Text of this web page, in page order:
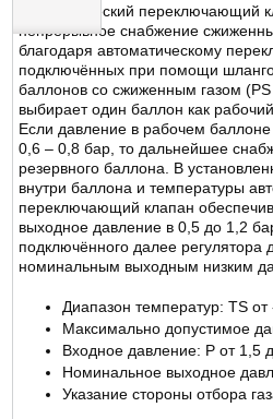
ОТЗЫВЫ
Автоматический переключающий
непрерывное снабжение
благодаря автоматическому
подключённых при помощи
баллонов со сжиженным газом
выбирает один баллон как
Если давление в рабочем
0,6 – 0,8 бар, то дальнейшее
резервного баллона. В
внутри баллона и температуры
переключающий клапан
выходное давление в 0,5 до 1,2
подключённого далее регулятора
номинальным выходным низким
Диапазон температур: TS
Maксимально допустимое
Входное давление: P от 1,5
Номинальное выходное
Указание стороны отбора